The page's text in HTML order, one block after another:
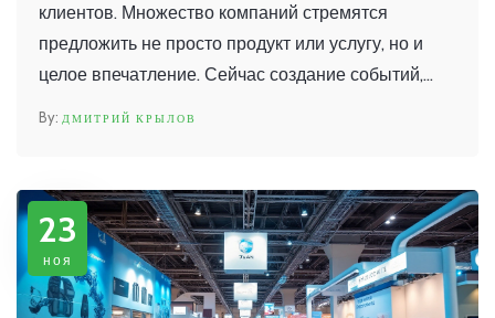
клиентов. Множество компаний стремятся
предложить не просто продукт или услугу, но и
целое впечатление. Сейчас создание событий,
выставки и мастер-классы, становятся
неотъемлемой частью маркетинговой стратегии.
ДМИТРИЙ КРЫЛОВ
23
ноя